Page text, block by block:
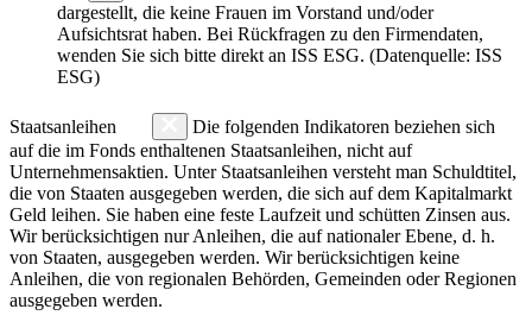
dargestellt, die keine Frauen im Vorstand und/oder
Aufsichtsrat haben. Bei Rückfragen zu den Firmendaten,
wenden Sie sich bitte direkt an ISS ESG. (Datenquelle: ISS
ESG)
Staatsanleihen
Die folgenden Indikatoren beziehen sich
auf die im Fonds enthaltenen Staatsanleihen, nicht auf
Unternehmensaktien. Unter Staatsanleihen versteht man Schuldtitel,
die von Staaten ausgegeben werden, die sich auf dem Kapitalmarkt
Geld leihen. Sie haben eine feste Laufzeit und schütten Zinsen aus.
Wir berücksichtigen nur Anleihen, die auf nationaler Ebene, d. h.
von Staaten, ausgegeben werden. Wir berücksichtigen keine
Anleihen, die von regionalen Behörden, Gemeinden oder Regionen
ausgegeben werden.